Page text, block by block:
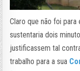
Claro que não foi
sustentaria dois
justificassem tal
trabalho para a sua